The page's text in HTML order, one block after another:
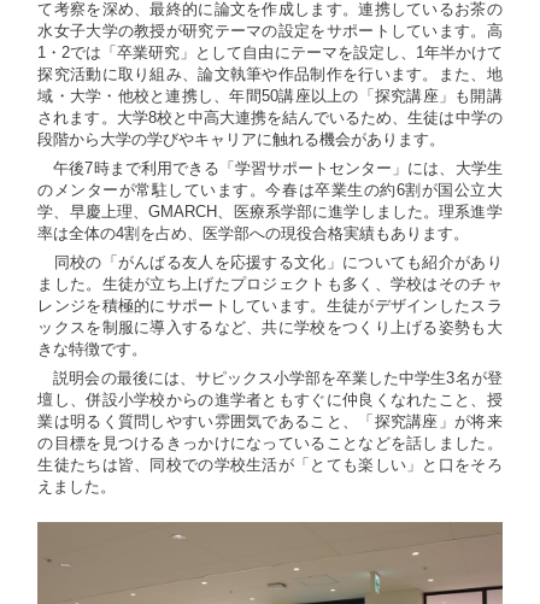
て考察を深め、最終的に論文を作成します。連携しているお茶の
水女子大学の教授が研究テーマの設定をサポートしています。高
1・2では「卒業研究」として自由にテーマを設定し、1年半かけて
探究活動に取り組み、論文執筆や作品制作を行います。また、地
域・大学・他校と連携し、年間50講座以上の「探究講座」も開講
されます。大学8校と中高大連携を結んでいるため、生徒は中学の
段階から大学の学びやキャリアに触れる機会があります。
午後7時まで利用できる「学習サポートセンター」には、大学生
のメンターが常駐しています。今春は卒業生の約6割が国公立大
学、早慶上理、GMARCH、医療系学部に進学しました。理系進学
率は全体の4割を占め、医学部への現役合格実績もあります。
同校の「がんばる友人を応援する文化」についても紹介があり
ました。生徒が立ち上げたプロジェクトも多く、学校はそのチャ
レンジを積極的にサポートしています。生徒がデザインしたスラ
ックスを制服に導入するなど、共に学校をつくり上げる姿勢も大
きな特徴です。
説明会の最後には、サピックス小学部を卒業した中学生3名が登
壇し、併設小学校からの進学者ともすぐに仲良くなれたこと、授
業は明るく質問しやすい雰囲気であること、「探究講座」が将来
の目標を見つけるきっかけになっていることなどを話しました。
生徒たちは皆、同校での学校生活が「とても楽しい」と口をそろ
えました。